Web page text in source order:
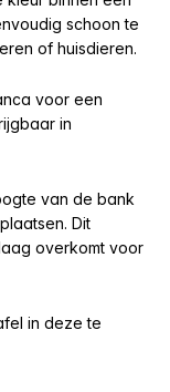
schoon te
of huisdieren.
voor een
in
van de bank
Dit
overkomt voor
in deze te